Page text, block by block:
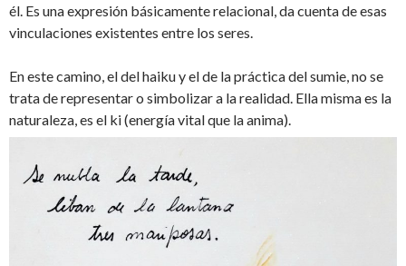
él. Es una expresión básicamente relacional, da cuenta de esas
vinculaciones existentes entre los seres.
En este camino, el del haiku y el de la práctica del sumie, no se
trata de representar o simbolizar a la realidad. Ella misma es la
naturaleza, es el ki (energía vital que la anima).